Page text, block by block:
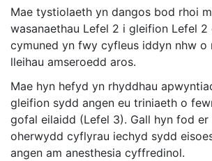
Mae tystiolaeth yn dangos bod rhoi
wasanaethau Lefel 2 i gleifion Lefel 2
cymuned yn fwy cyfleus iddyn nhw o
lleihau amseroedd aros.
Mae hyn hefyd yn rhyddhau
gleifion sydd angen eu triniaeth o
gofal eilaidd (Lefel 3). Gall hyn fod
oherwydd cyflyrau iechyd sydd
angen am anesthesia cyffredinol.